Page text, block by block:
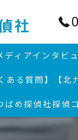
ディアインタビ
ある質問】 【北
ばめ探偵社探偵